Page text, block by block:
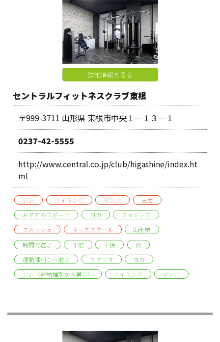
詳細情報を見る
セントラルフィットネスクラブ東根
〒999-3711 山形県 東根市中央１－１３－１
0237-42-5555
http://www.central.co.jp/club/higashine/index.ht
ml
ジム スイミング ダンス
ヨガ
おすすめスポーツ
ヨガ
スイミング
スカッシュ
キッズスクール
山形県
時間で選ぶ
午前 午後
夜
運動種別から選ぶ
スタジオ
ヨガ
ジム（運動種別から選ぶ）
スイミング ダンス